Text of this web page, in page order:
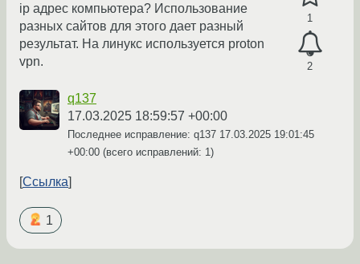
1
2
ip адрес компьютера? Использование
разных сайтов для этого дает разный
результат. На линукс используется proton
vpn.
q137
17.03.2025 18:59:57 +00:00
Последнее исправление: q137 17.03.2025 19:01:45
+00:00 (всего исправлений: 1)
Ссылка
1